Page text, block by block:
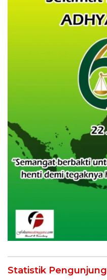
Statistik Pengunjung